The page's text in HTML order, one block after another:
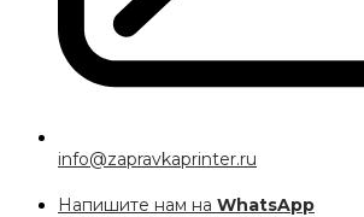
info@zapravkaprinter.ru
Напишите нам на WhatsApp